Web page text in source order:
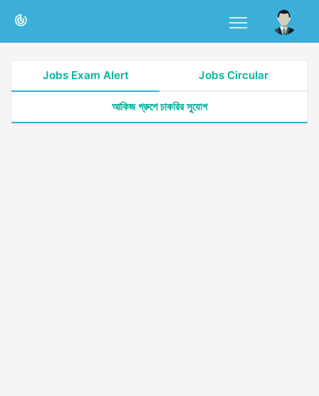
Jobs Exam Alert Jobs Circular
আকিজ গ্রুপে চাকরির সুযোগ